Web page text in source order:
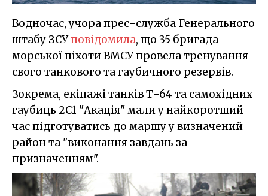
Водночас, учора прес-служба Генерального
штабу ЗСУповідомила, що 35 бригада
морської піхоти ВМСУ провела тренування
свого танкового та гаубичного резервів.
Зокрема, екіпажі танків Т-64 та самохідних
гаубиць 2С1 "Акація" мали у найкоротший
час підготуватись до маршу у визначений
район та "виконання завдань за
призначенням".